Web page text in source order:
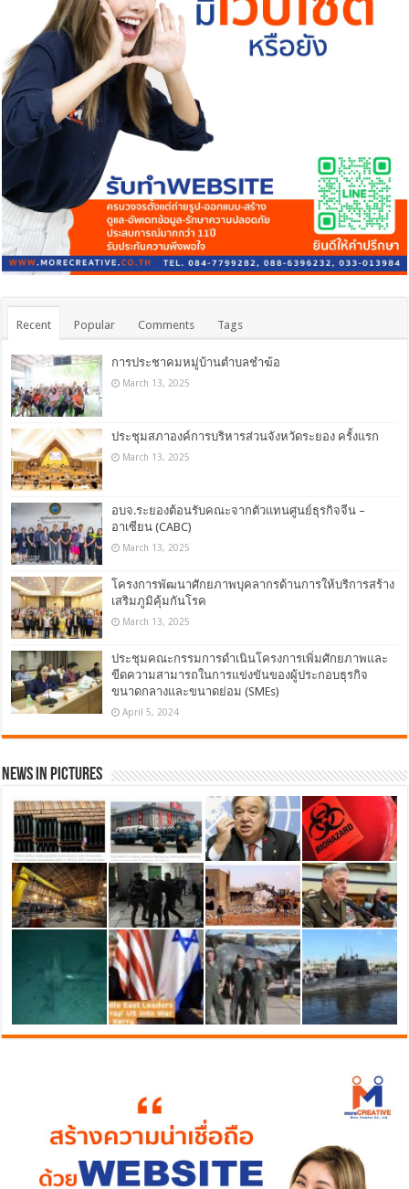
Recent Popular Comments Tags
การประชาคมหมู่บ้านตำบลชำฆ้อ
March 13, 2025
ประชุมสภาองค์การบริหารส่วนจังหวัดระยอง ครั้งแรก
March 13, 2025
อบจ.ระยองต้อนรับคณะจากตัวแทนศูนย์ธุรกิจจีน –
อาเซียน (CABC)
March 13, 2025
โครงการพัฒนาศักยภาพบุคลากรด้านการให้บริการสร้าง
เสริมภูมิคุ้มกันโรค
March 13, 2025
ประชุมคณะกรรมการดำเนินโครงการเพิ่มศักยภาพและ
ขีดความสามารถในการแข่งขันของผู้ประกอบธุรกิจ
ขนาดกลางและขนาดย่อม (SMEs)
April 5, 2024
News in Pictures